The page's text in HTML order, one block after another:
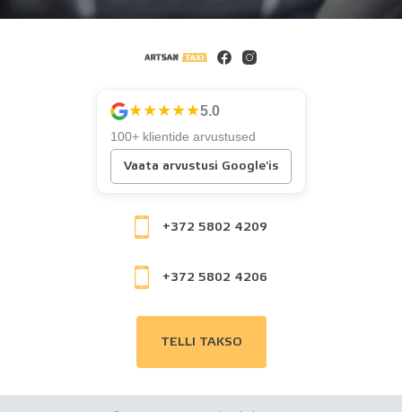
★★★★★5.0
100+ klientide arvustused
Vaata arvustusi Google'is
+372 5802 4209
+372 5802 4206
TELLI TAKSO